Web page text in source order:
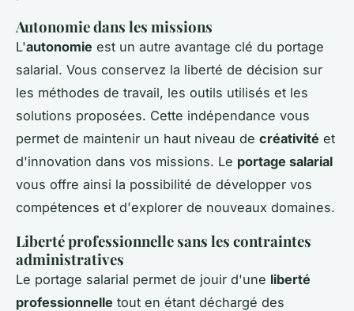
Autonomie dans les missions
L'autonomie est un autre avantage clé du portage
salarial. Vous conservez la liberté de décision sur
les méthodes de travail, les outils utilisés et les
solutions proposées. Cette indépendance vous
permet de maintenir un haut niveau de créativité et
d'innovation dans vos missions. Le portage salarial
vous offre ainsi la possibilité de développer vos
compétences et d'explorer de nouveaux domaines.
Liberté professionnelle sans les contraintes
administratives
Le portage salarial permet de jouir d'une liberté
professionnelle tout en étant déchargé des